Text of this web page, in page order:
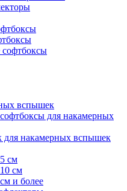
вспышек
для накамерных
для накамерных вспышек
см
см
и более